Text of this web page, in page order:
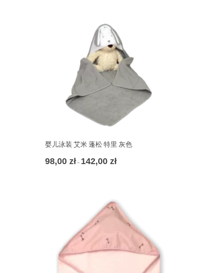
至
142,00 zł
婴儿泳装 艾米 蓬松 特里 灰色
98,00 zł– 142,00 zł价
至
142,00 zł